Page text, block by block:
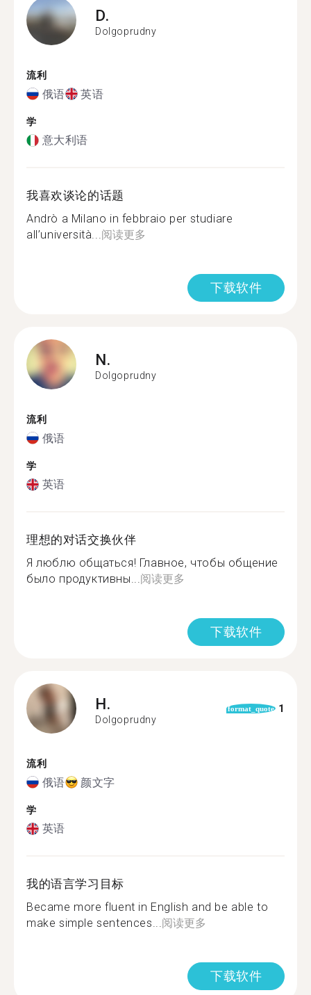
D.
Dolgoprudny
流利
俄语 英语
学
意大利语
我喜欢谈论的话题
Andrò a Milano in febbraio per studiare
all’università...阅读更多
下载软件
N.
Dolgoprudny
流利
俄语
学
英语
理想的对话交换伙伴
Я люблю общаться! Главное, чтобы общение
было продуктивны...阅读更多
下载软件
H.
Dolgoprudny
format_quote 1
流利
俄语 颜文字
学
英语
我的语言学习目标
Became more fluent in English and be able to
make simple sentences...阅读更多
下载软件